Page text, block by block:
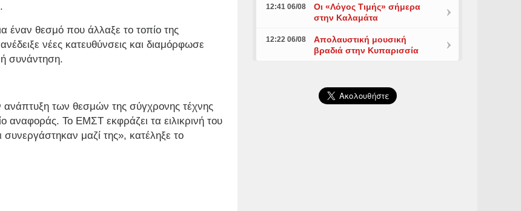
έναν θεσμό που άλλαξε το τοπίο της
νέες κατευθύνσεις και διαμόρφωσε
συνάντηση.
των θεσμών της σύγχρονης τέχνης
αναφοράς. Το ΕΜΣΤ εκφράζει τα ειλικρινή του
συνεργάστηκαν μαζί της», κατέληξε το
12:41 06/08
Οι «Λόγος Τιμής» σήμερα
στην Καλαμάτα
12:22 06/08
Απολαυστική μουσική
βραδιά στην Κυπαρισσία